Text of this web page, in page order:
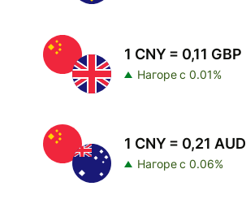
1 CNY = 0,11 GBP
Нагоре с 0.01%
1 CNY = 0,21 AUD
Нагоре с 0.06%